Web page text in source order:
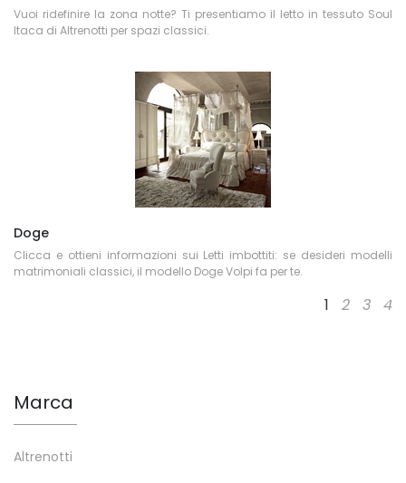
Vuoi ridefinire la zona notte? Ti presentiamo il letto in tessuto Soul
Itaca di Altrenotti per spazi classici.
Doge
Clicca e ottieni informazioni sui Letti imbottiti: se desideri modelli
matrimoniali classici, il modello Doge Volpi fa per te.
1 2 3 4
Marca
Altrenotti